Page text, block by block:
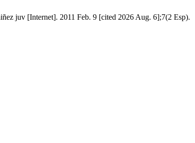
juv [Internet]. 2011 Feb. 9 [cited 2026 Aug. 6];7(2 Esp).